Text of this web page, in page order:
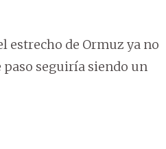
estrecho de Ormuz ya no
paso seguiría siendo un